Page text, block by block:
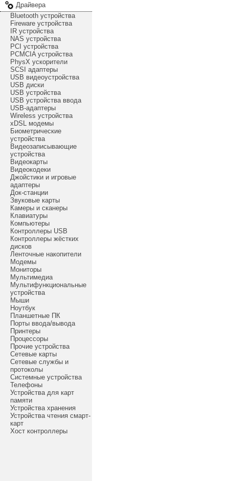
Драйвера
Bluetooth устройства
Fireware устройства
IR устройства
NAS устройства
PCI устройства
PCMCIA устройства
PhysX ускорители
SCSI адаптеры
USB видеоустройства
USB диски
USB устройства
USB устройства ввода
USB-адаптеры
Wireless устройства
xDSL модемы
Биометрические
устройства
Видеозаписывающие
устройства
Видеокарты
Видеокодеки
Джойстики и игровые
адаптеры
Док-станции
Звуковые карты
Камеры и сканеры
Клавиатуры
Компьютеры
Контроллеры USB
Контроллеры жёстких
дисков
Ленточные накопители
Модемы
Мониторы
Мультимедиа
Мультифункциональные
устройства
Мыши
Ноутбук
Планшетные ПК
Порты ввода/вывода
Принтеры
Процессоры
Прочие устройства
Сетевые карты
Сетевые службы и
протоколы
Системные устройства
Телефоны
Устройства для карт
памяти
Устройства хранения
Устройства чтения смарт-
карт
Хост контроллеры